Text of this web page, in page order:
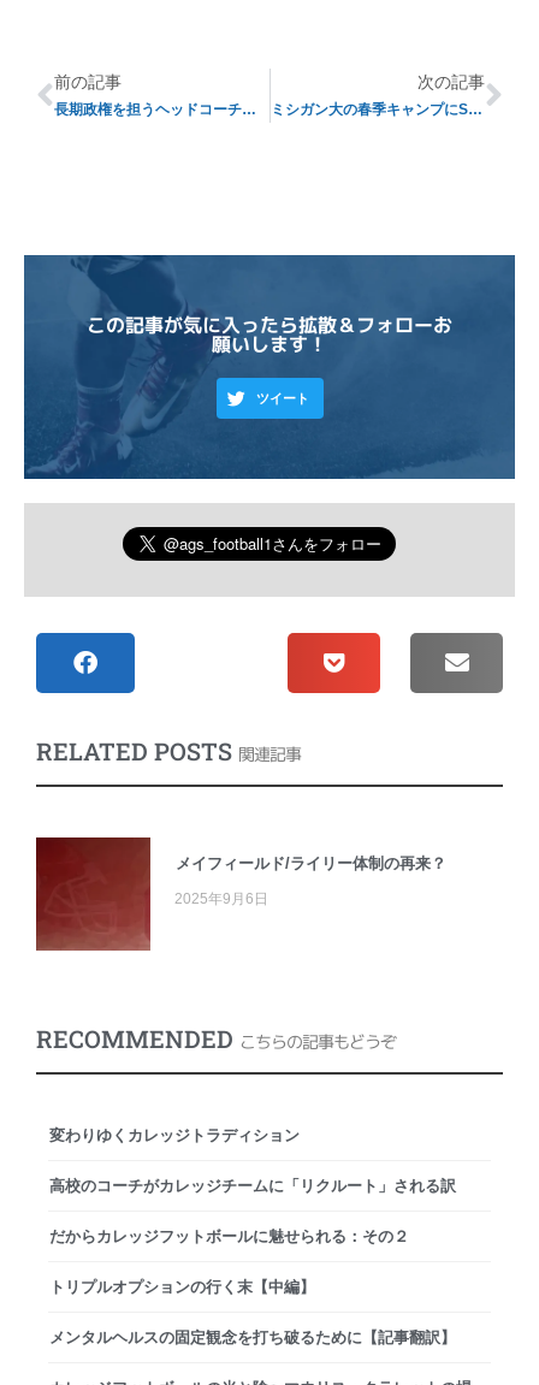
前の記事
長期政権を担うヘッドコーチ十傑 ⑦
次の記事
ミシガン大の春季キャンプにSECがもの申す？！
この記事が気に入ったら拡散＆フォローお
願いします！
ツイート
RELATED POSTS 関連記事
メイフィールド/ライリー体制の再来？
2025年9月6日
RECOMMENDED こちらの記事もどうぞ
変わりゆくカレッジトラディション
高校のコーチがカレッジチームに「リクルート」される訳
だからカレッジフットボールに魅せられる：その２
トリプルオプションの行く末【中編】
メンタルヘルスの固定観念を打ち破るために【記事翻訳】